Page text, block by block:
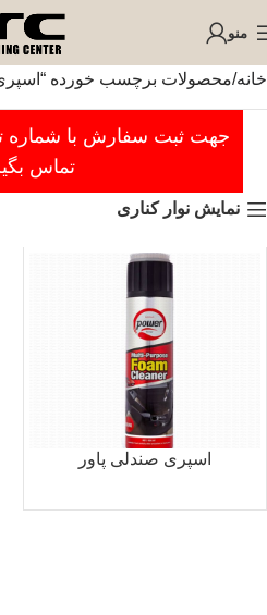
منو
خانه محصولات برچسب خورده
تماس
نمایش نوار کناری
اسپری صندلی پاور